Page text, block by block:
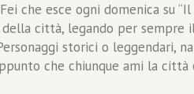
che esce ogni domenica su “Il
città, legando per sempre
storici o leggendari,
che chiunque ami la città